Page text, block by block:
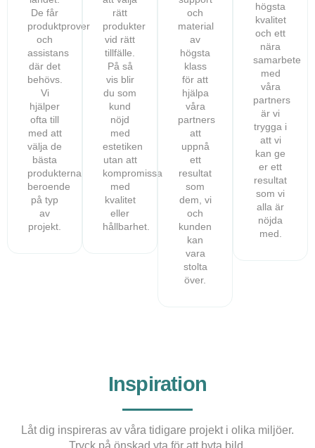
De får
produktprover
och
assistans
där det
behövs.
Vi
hjälper
ofta till
med att
välja de
bästa
produkterna
beroende
på typ
av
projekt.
rätt
produkter
vid rätt
tillfälle.
På så
vis blir
du som
kund
nöjd
med
estetiken
utan att
kompromissa
med
kvalitet
eller
hållbarhet.
och
material
av
högsta
klass
för att
hjälpa
våra
partners
att
uppnå
ett
resultat
som
dem, vi
och
kunden
kan
vara
stolta
över.
högsta
kvalitet
och ett
nära
samarbete
med
våra
partners
är vi
trygga i
att vi
kan ge
er ett
resultat
som vi
alla är
nöjda
med.
Inspiration
Låt dig inspireras av våra tidigare projekt i olika miljöer.